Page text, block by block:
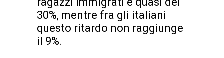
30%, mentre fra gli italiani
questo ritardo non raggiunge
il 9%.